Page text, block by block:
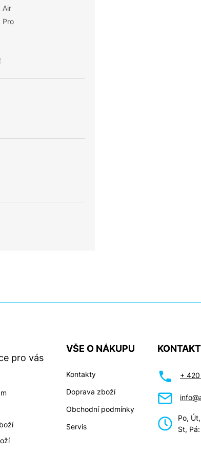
Air
Pro
pro vás
VŠE O NÁKUPU
Kontakty
Doprava zboží
Obchodní podmínky
Servis
+
Po,
St,